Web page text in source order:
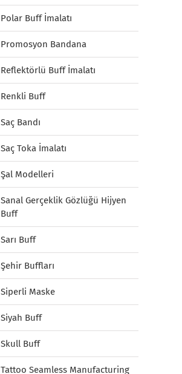
Polar Buff İmalatı
Promosyon Bandana
Reflektörlü Buff İmalatı
Renkli Buff
Saç Bandı
Saç Toka İmalatı
Şal Modelleri
Sanal Gerçeklik Gözlüğü Hijyen
Buff
Sarı Buff
Şehir Buffları
Siperli Maske
Siyah Buff
Skull Buff
Tattoo Seamless Manufacturing